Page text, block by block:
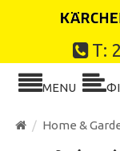
Τ:
MENU
Home &